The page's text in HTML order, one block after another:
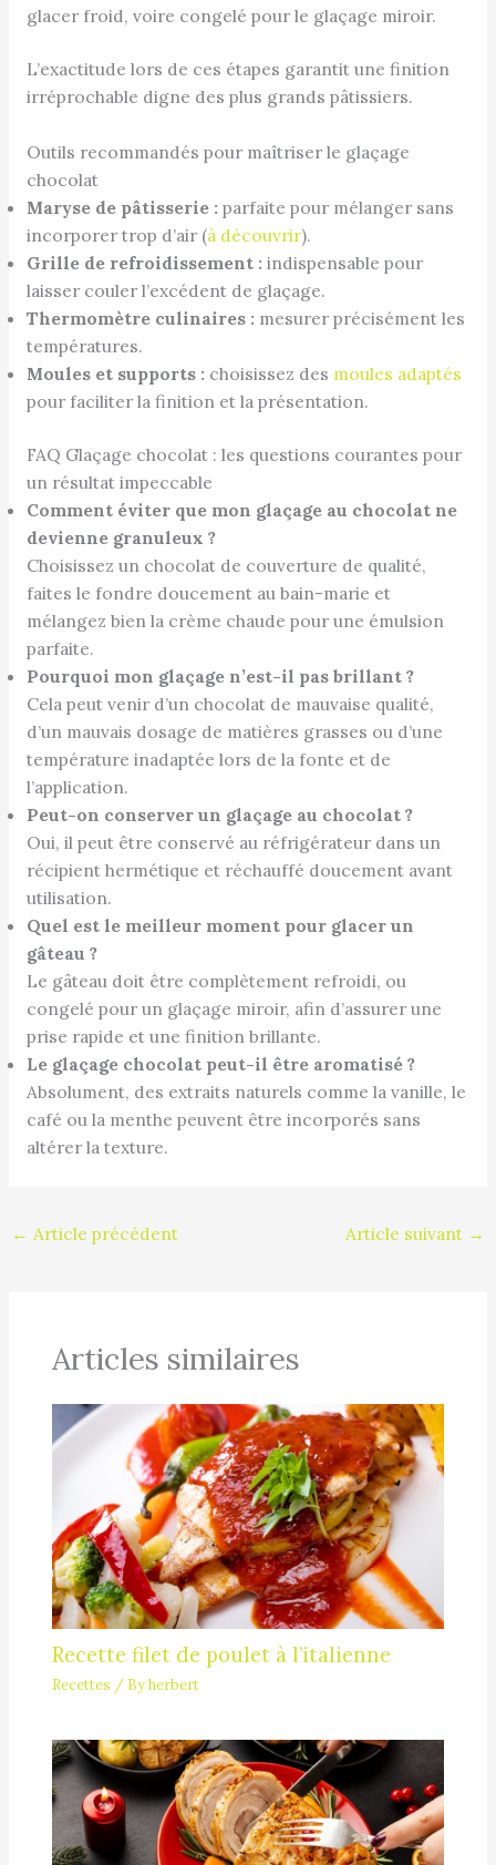
glacer froid, voire congelé pour le glaçage miroir.
L’exactitude lors de ces étapes garantit une finition
irréprochable digne des plus grands pâtissiers.
Outils recommandés pour maîtriser le glaçage
chocolat
Maryse de pâtisserie : parfaite pour mélanger sans
incorporer trop d’air (à découvrir).
Grille de refroidissement : indispensable pour
laisser couler l’excédent de glaçage.
Thermomètre culinaires : mesurer précisément les
températures.
Moules et supports : choisissez des moules adaptés
pour faciliter la finition et la présentation.
FAQ Glaçage chocolat : les questions courantes pour
un résultat impeccable
Comment éviter que mon glaçage au chocolat ne
devienne granuleux ?
Choisissez un chocolat de couverture de qualité,
faites le fondre doucement au bain-marie et
mélangez bien la crème chaude pour une émulsion
parfaite.
Pourquoi mon glaçage n’est-il pas brillant ?
Cela peut venir d’un chocolat de mauvaise qualité,
d’un mauvais dosage de matières grasses ou d’une
température inadaptée lors de la fonte et de
l’application.
Peut-on conserver un glaçage au chocolat ?
Oui, il peut être conservé au réfrigérateur dans un
récipient hermétique et réchauffé doucement avant
utilisation.
Quel est le meilleur moment pour glacer un
gâteau ?
Le gâteau doit être complètement refroidi, ou
congelé pour un glaçage miroir, afin d’assurer une
prise rapide et une finition brillante.
Le glaçage chocolat peut-il être aromatisé ?
Absolument, des extraits naturels comme la vanille, le
café ou la menthe peuvent être incorporés sans
altérer la texture.
← Article précédent Article suivant →
Articles similaires
Recette filet de poulet à l’italienne
Recettes / Byherbert